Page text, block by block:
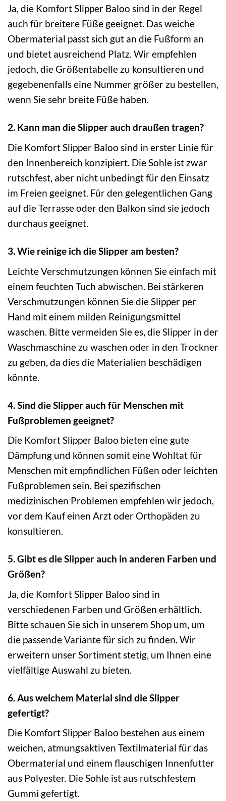
Ja, die Komfort Slipper Baloo sind in der Regel
auch für breitere Füße geeignet. Das weiche
Obermaterial passt sich gut an die Fußform an
und bietet ausreichend Platz. Wir empfehlen
jedoch, die Größentabelle zu konsultieren und
gegebenenfalls eine Nummer größer zu bestellen,
wenn Sie sehr breite Füße haben.
2. Kann man die Slipper auch draußen tragen?
Die Komfort Slipper Baloo sind in erster Linie für
den Innenbereich konzipiert. Die Sohle ist zwar
rutschfest, aber nicht unbedingt für den Einsatz
im Freien geeignet. Für den gelegentlichen Gang
auf die Terrasse oder den Balkon sind sie jedoch
durchaus geeignet.
3. Wie reinige ich die Slipper am besten?
Leichte Verschmutzungen können Sie einfach mit
einem feuchten Tuch abwischen. Bei stärkeren
Verschmutzungen können Sie die Slipper per
Hand mit einem milden Reinigungsmittel
waschen. Bitte vermeiden Sie es, die Slipper in der
Waschmaschine zu waschen oder in den Trockner
zu geben, da dies die Materialien beschädigen
könnte.
4. Sind die Slipper auch für Menschen mit
Fußproblemen geeignet?
Die Komfort Slipper Baloo bieten eine gute
Dämpfung und können somit eine Wohltat für
Menschen mit empfindlichen Füßen oder leichten
Fußproblemen sein. Bei spezifischen
medizinischen Problemen empfehlen wir jedoch,
vor dem Kauf einen Arzt oder Orthopäden zu
konsultieren.
5. Gibt es die Slipper auch in anderen Farben und
Größen?
Ja, die Komfort Slipper Baloo sind in
verschiedenen Farben und Größen erhältlich.
Bitte schauen Sie sich in unserem Shop um, um
die passende Variante für sich zu finden. Wir
erweitern unser Sortiment stetig, um Ihnen eine
vielfältige Auswahl zu bieten.
6. Aus welchem Material sind die Slipper
gefertigt?
Die Komfort Slipper Baloo bestehen aus einem
weichen, atmungsaktiven Textilmaterial für das
Obermaterial und einem flauschigen Innenfutter
aus Polyester. Die Sohle ist aus rutschfestem
Gummi gefertigt.